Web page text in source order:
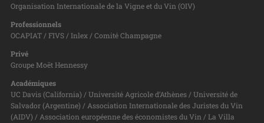
Organisation Internationale de la Vigne et du Vin (OIV)
Professionnels
OCAPIAT / FIVS / Inlex / Comité Champagne
Privé
Groupe Moët Hennessy
Académiques
UC Davis (California) / Université Agricole d’Athènes / Université de
Salvador (Argentine) / Association Internationale des Juristes du Vin
(AIDV) / Association européenne des économistes du Vin / La Villa